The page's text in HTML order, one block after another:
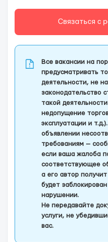
Связаться с
Все вакансии на
предусматривать
деятельности, не
законодательство
такой
недопущение
эксплуатации и
объявлении
требованиям —
если ваша жалоба
соответствующее
а его автор
будет
нарушении.
Не передавайте
услуги, не
вас.